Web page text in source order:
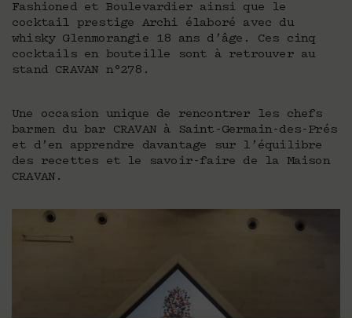
Fashioned et Boulevardier ainsi que le
cocktail prestige Archi élaboré avec du
whisky Glenmorangie 18 ans d’âge. Ces cinq
cocktails en bouteille sont à retrouver au
stand CRAVAN n°278.
Une occasion unique de rencontrer les chefs
barmen du bar CRAVAN à Saint-Germain-des-Prés
et d’en apprendre davantage sur l’équilibre
des recettes et le savoir-faire de la Maison
CRAVAN.